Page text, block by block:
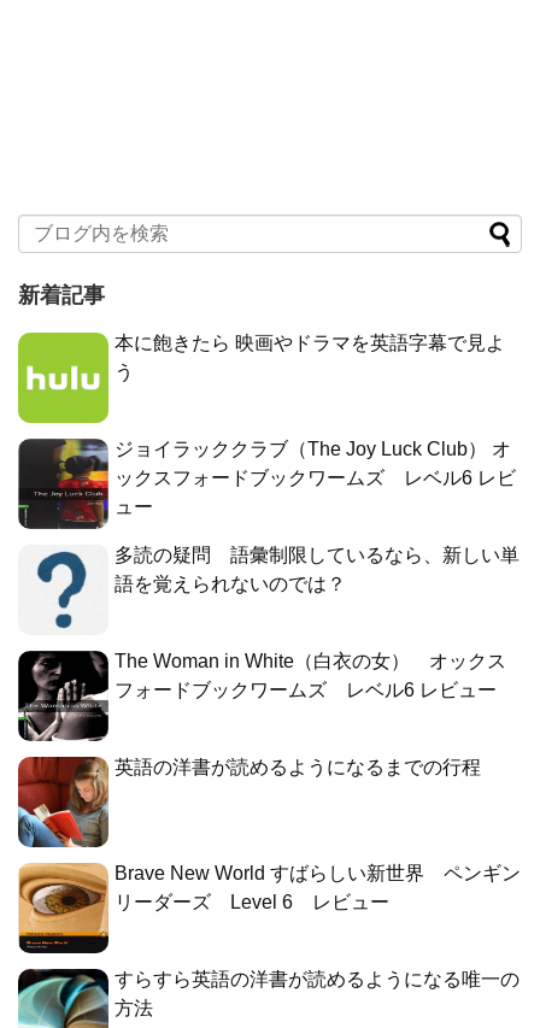
新着記事
本に飽きたら 映画やドラマを英語字幕で見よ
う
ジョイラッククラブ（The Joy Luck Club） オ
ックスフォードブックワームズ レベル6 レビ
ュー
多読の疑問 語彙制限しているなら、新しい単
語を覚えられないのでは？
The Woman in White（白衣の女） オックス
フォードブックワームズ レベル6 レビュー
英語の洋書が読めるようになるまでの行程
Brave New World すばらしい新世界 ペンギン
リーダーズ Level 6 レビュー
すらすら英語の洋書が読めるようになる唯一の
方法